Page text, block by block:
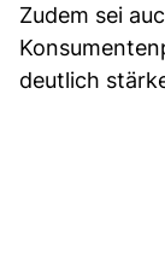
Zudem sei
deutlich